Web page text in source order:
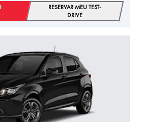
RESERVAR MEU TEST-
DRIVE